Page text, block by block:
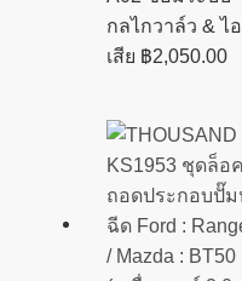
กลไกวาล์ว & ไอ
เสีย ฿2,050.00